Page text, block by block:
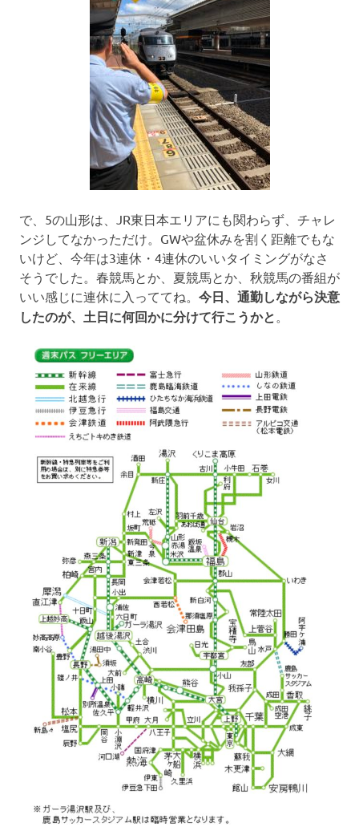
で、5の山形は、JR東日本エリアにも関わらず、チャレ
ンジしてなかっただけ。GWや盆休みを割く距離でもな
いけど、今年は3連休・4連休のいいタイミングがなさ
そうでした。春競馬とか、夏競馬とか、秋競馬の番組が
いい感じに連休に入っててね。 今日、通勤しながら決意
したのが、土日に何回かに分けて行こうかと